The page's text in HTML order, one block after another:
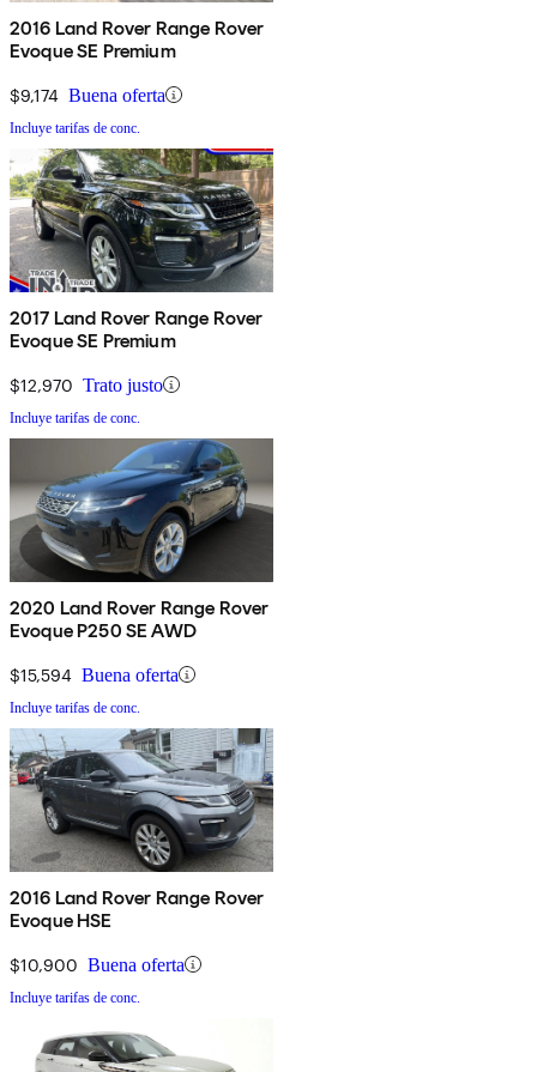
2016 Land Rover Range Rover
Evoque SE Premium
$9,174 Buena oferta
Incluye tarifas de conc.
2017 Land Rover Range Rover
Evoque SE Premium
$12,970 Trato justo
Incluye tarifas de conc.
2020 Land Rover Range Rover
Evoque P250 SE AWD
$15,594 Buena oferta
Incluye tarifas de conc.
2016 Land Rover Range Rover
Evoque HSE
$10,900 Buena oferta
Incluye tarifas de conc.